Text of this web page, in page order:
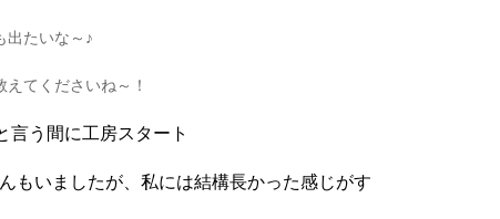
出たいな～♪
てくださいね～！
言う間に工房スタート
もいましたが、私には結構長かった感じがす